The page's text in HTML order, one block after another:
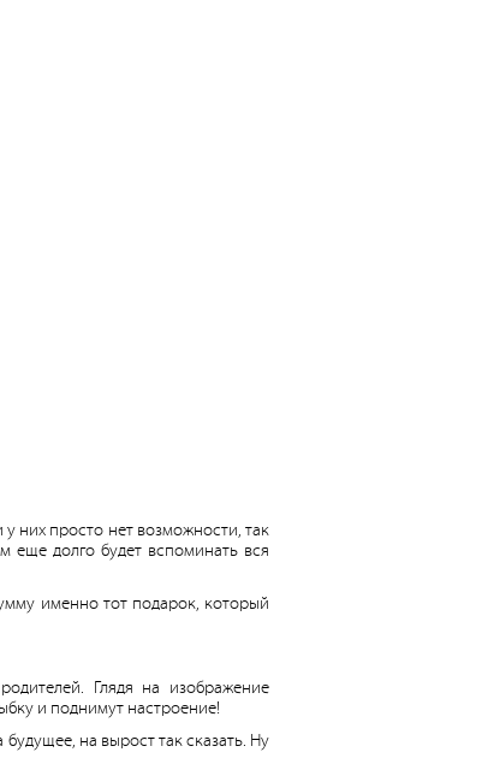
них просто нет возможности, так
еще долго будет вспоминать вся
именно тот подарок, который
Глядя на изображение
и поднимут настроение!
на вырост так сказать. Ну